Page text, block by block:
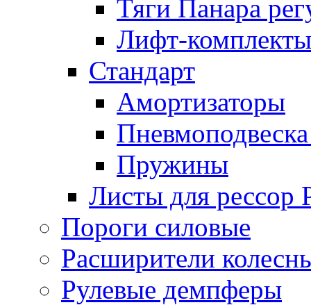
Тяги Панара
Лифт-
Стандарт
Амортизаторы
Пружины
Листы для
Пороги силовые
Расширители
Рулевые демпферы